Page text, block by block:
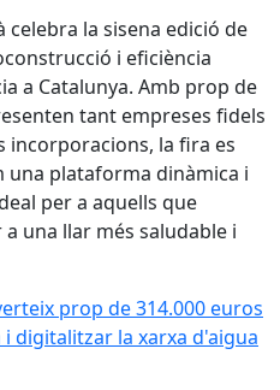
celebra la sisena edició de
i eficiència
a Catalunya. Amb prop de
tant empreses fidels
incorporacions, la fira es
una plataforma dinàmica i
per a aquells que
una llar més saludable i
prop de 314.000
prop de 314.000 euros
digitalitzar la xarxa d'aigua